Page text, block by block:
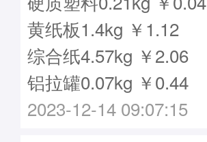
黄纸板1.4kg ￥1.12
综合纸4.57kg ￥2.06
铝拉罐0.07kg ￥0.44
2023-12-14 09:07:15